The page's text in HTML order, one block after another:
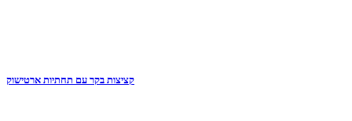
קציצות בקר עם תחתיות ארטישוק